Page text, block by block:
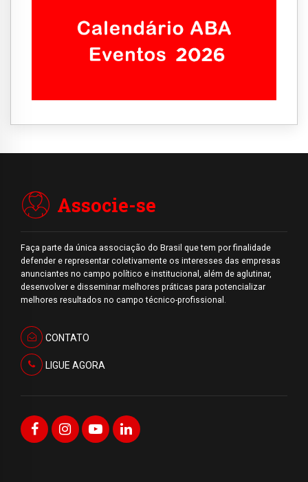
Associe-se
Faça parte da única associação do Brasil que tem por finalidade
defender e representar coletivamente os interesses das empresas
anunciantes no campo político e institucional, além de aglutinar,
desenvolver e disseminar melhores práticas para potencializar
melhores resultados no campo técnico-profissional.
CONTATO
LIGUE AGORA